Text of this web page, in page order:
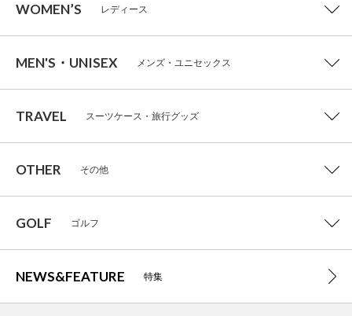
WOMEN’S レディース
MEN'S・UNISEX メンズ・ユニセックス
TRAVEL スーツケース・旅行グッズ
OTHER その他
GOLF ゴルフ
NEWS&FEATURE 特集